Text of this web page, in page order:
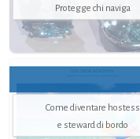
Protegge chi naviga
Come diventare hostess
e steward di bordo